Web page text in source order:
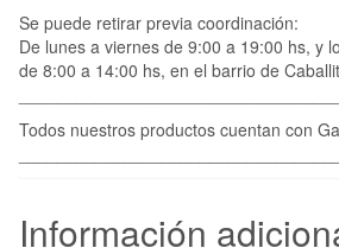
Se puede retirar previa coordinación:
De lunes a viernes de 9:00 a 19:00 hs, y
de 8:00 a 14:00 hs, en el barrio de
Todos nuestros productos cuentan con
Información